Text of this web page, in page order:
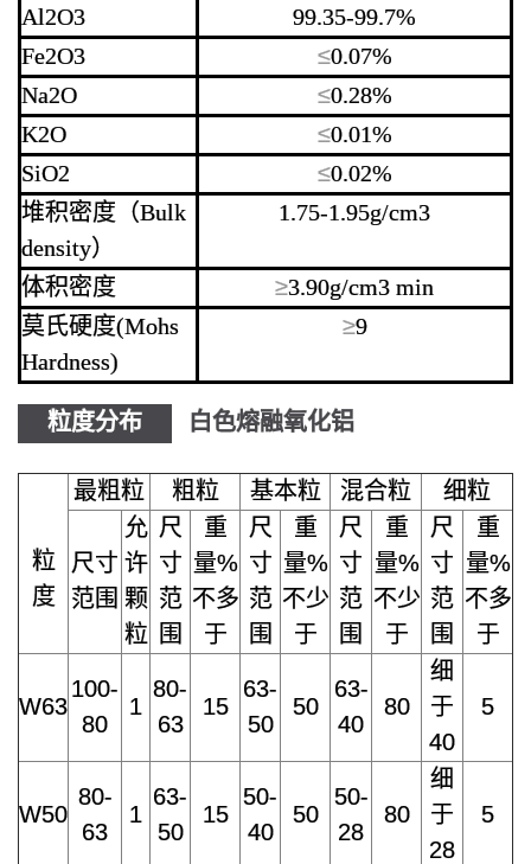
Al2O3
99.35-99.7%
Fe2O3
≤0.07%
Na2O
≤0.28%
K2O
≤0.01%
SiO2
≤0.02%
堆积密度（Bulk
density）
1.75-1.95g/cm3
体积密度 ≥3.90g/cm3 min
莫氏硬度(Mohs
Hardness)
≥9
粒度分布 白色熔融氧化铝
粒
度
最粗粒 粗粒 基本粒 混合粒 细粒
尺寸
范围
允
许
颗
粒
尺
寸
范
围
重
量%
不多
于
尺
寸
范
围
重
量%
不少
于
尺
寸
范
围
重
量%
不少
于
尺
寸
范
围
重
量%
不多
于
W63
100-
80
1
80-
63
15
63-
50
50
63-
40
80
细
于
40
5
W50
80-
63
1
63-
50
15
50-
40
50
50-
28
80
细
于
28
5